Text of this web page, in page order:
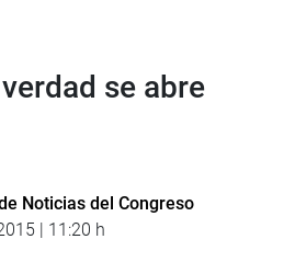
se abre
Noticias del Congreso
| 11:20 h